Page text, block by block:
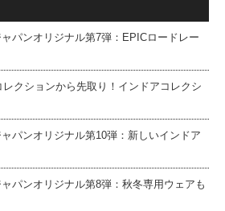
ャパンオリジナル第7弾：EPICロードレー
レクションから先取り！インドアコレクシ
ャパンオリジナル第10弾：新しいインドア
ャパンオリジナル第8弾：秋冬専用ウェアも